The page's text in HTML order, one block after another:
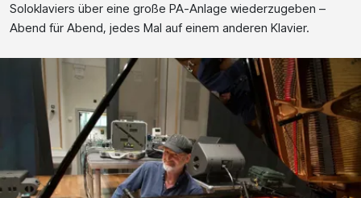
Soloklaviers über eine große PA-Anlage wiederzugeben –
Abend für Abend, jedes Mal auf einem anderen Klavier.